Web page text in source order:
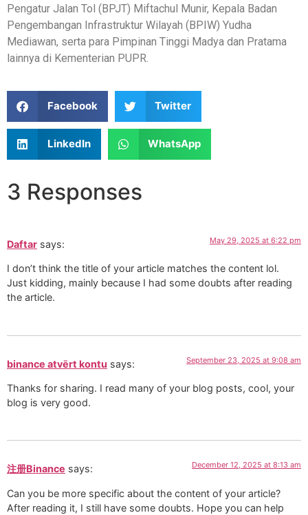
Pengatur Jalan Tol (BPJT) Miftachul Munir, Kepala Badan
Pengembangan Infrastruktur Wilayah (BPIW) Yudha
Mediawan, serta para Pimpinan Tinggi Madya dan Pratama
lainnya di Kementerian PUPR.
Facebook Twitter
LinkedIn WhatsApp
3 Responses
Daftar says: May 29, 2025 at 6:22 pm
I don’t think the title of your article matches the content lol.
Just kidding, mainly because I had some doubts after reading
the article.
binance atvērt kontu says: September 23, 2025 at 9:08 am
Thanks for sharing. I read many of your blog posts, cool, your
blog is very good.
注册Binance says: December 12, 2025 at 8:13 am
Can you be more specific about the content of your article?
After reading it, I still have some doubts. Hope you can help